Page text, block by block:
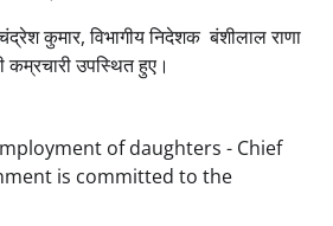
कुमार, विभागीय निदेशक बंशीलाल राणा
कम्रचारी उपस्थित हुए।
of daughters - Chief
is committed to the